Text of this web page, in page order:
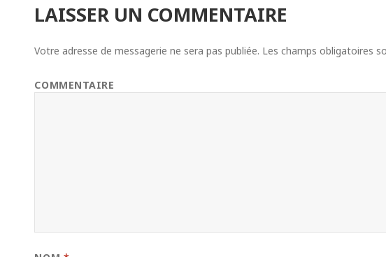
LAISSER UN COMMENTAIRE
Votre adresse de messagerie ne sera pas publiée. Les champs obligatoires
COMMENTAIRE